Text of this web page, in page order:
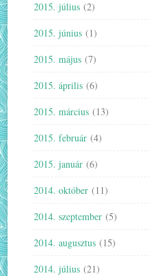
2015. július (2)
2015. június (1)
2015. május (7)
2015. április (6)
2015. március (13)
2015. február (4)
2015. január (6)
2014. október (11)
2014. szeptember (5)
2014. augusztus (15)
2014. július (21)